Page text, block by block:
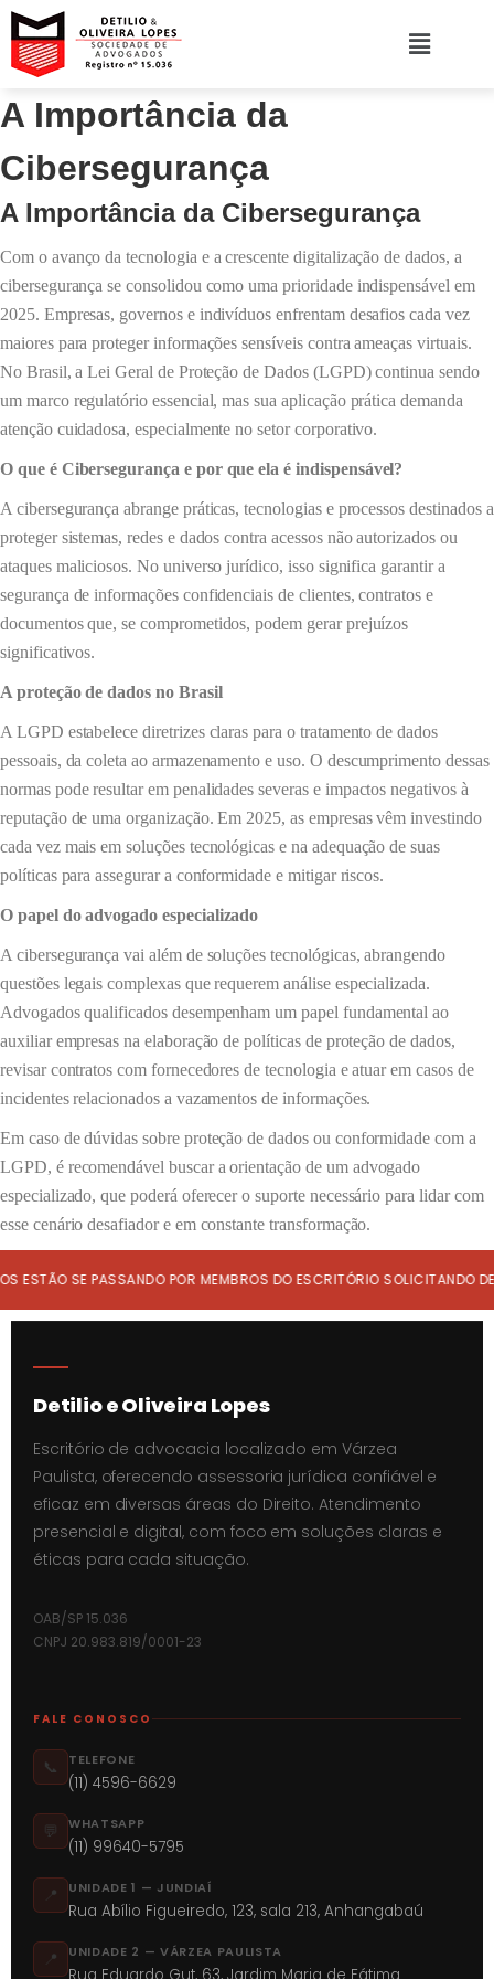
A Importância da
Cibersegurança
A Importância da Cibersegurança
Com o avanço da tecnologia e a crescente digitalização de dados, a
cibersegurança se consolidou como uma prioridade indispensável em
2025. Empresas, governos e indivíduos enfrentam desafios cada vez
maiores para proteger informações sensíveis contra ameaças virtuais.
No Brasil, a Lei Geral de Proteção de Dados (LGPD) continua sendo
um marco regulatório essencial, mas sua aplicação prática demanda
atenção cuidadosa, especialmente no setor corporativo.
O que é Cibersegurança e por que ela é indispensável?
A cibersegurança abrange práticas, tecnologias e processos destinados a
proteger sistemas, redes e dados contra acessos não autorizados ou
ataques maliciosos. No universo jurídico, isso significa garantir a
segurança de informações confidenciais de clientes, contratos e
documentos que, se comprometidos, podem gerar prejuízos
significativos.
A proteção de dados no Brasil
A LGPD estabelece diretrizes claras para o tratamento de dados
pessoais, da coleta ao armazenamento e uso. O descumprimento dessas
normas pode resultar em penalidades severas e impactos negativos à
reputação de uma organização. Em 2025, as empresas vêm investindo
cada vez mais em soluções tecnológicas e na adequação de suas
políticas para assegurar a conformidade e mitigar riscos.
O papel do advogado especializado
A cibersegurança vai além de soluções tecnológicas, abrangendo
questões legais complexas que requerem análise especializada.
Advogados qualificados desempenham um papel fundamental ao
auxiliar empresas na elaboração de políticas de proteção de dados,
revisar contratos com fornecedores de tecnologia e atuar em casos de
incidentes relacionados a vazamentos de informações.
Em caso de dúvidas sobre proteção de dados ou conformidade com a
LGPD, é recomendável buscar a orientação de um advogado
especializado, que poderá oferecer o suporte necessário para lidar com
esse cenário desafiador e em constante transformação.
ESTÃO SE PASSANDO POR MEMBROS DO ESCRITÓRIO SOLICITANDO
Detilio e Oliveira Lopes
Escritório de advocacia localizado em Várzea
Paulista, oferecendo assessoria jurídica confiável e
eficaz em diversas áreas do Direito. Atendimento
presencial e digital, com foco em soluções claras e
éticas para cada situação.
OAB/SP 15.036
CNPJ 20.983.819/0001-23
FALE CONOSCO
📞 TELEFONE
(11) 4596-6629
💬 WHATSAPP
(11) 99640-5795
📍 UNIDADE 1 — JUNDIAÍ
Rua Abílio Figueiredo, 123, sala 213, Anhangabaú
📍 UNIDADE 2 — VÁRZEA PAULISTA